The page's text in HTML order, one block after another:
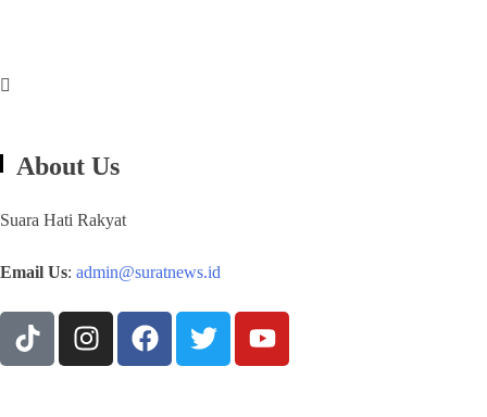
About Us
Suara Hati Rakyat
Email Us: admin@suratnews.id